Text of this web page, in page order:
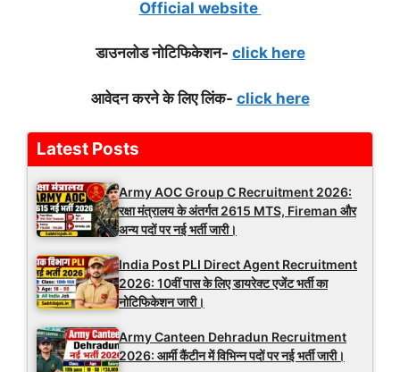
Official website
डाउनलोड नोटिफिकेशन- click here
आवेदन करने के लिए लिंक- click here
Latest Posts
Army AOC Group C Recruitment 2026:
रक्षा मंत्रालय के अंतर्गत 2615 MTS, Fireman और
अन्य पदों पर नई भर्ती जारी।
India Post PLI Direct Agent Recruitment
2026: 10वीं पास के लिए डायरेक्ट एजेंट भर्ती का
नोटिफिकेशन जारी।
Army Canteen Dehradun Recruitment
2026: आर्मी कैंटीन में विभिन्न पदों पर नई भर्ती जारी।